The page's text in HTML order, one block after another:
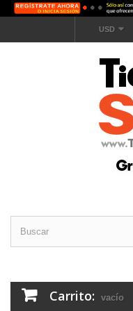
USD
Carrito: vacío